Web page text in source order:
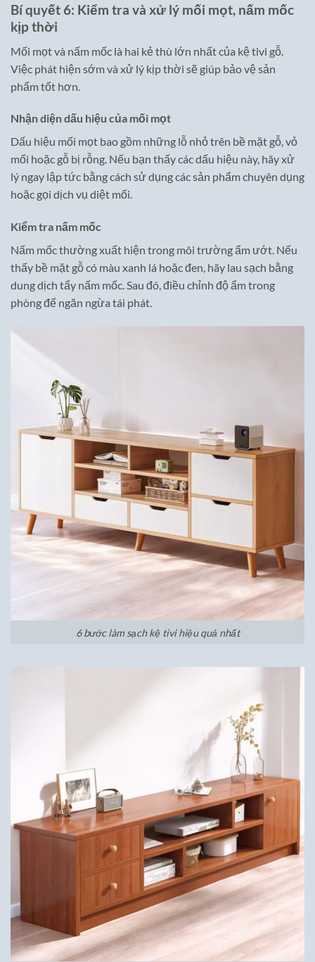
Bí quyết 6: Kiểm tra và xử lý mối mọt, nấm mốc
kịp thời
Mối mọt và nấm mốc là hai kẻ thù lớn nhất của kệ tivi gỗ.
Việc phát hiện sớm và xử lý kịp thời sẽ giúp bảo vệ sản
phẩm tốt hơn.
Nhận diện dấu hiệu của mối mọt
Dấu hiệu mối mọt bao gồm những lỗ nhỏ trên bề mặt gỗ, vỏ
mối hoặc gỗ bị rỗng. Nếu bạn thấy các dấu hiệu này, hãy xử
lý ngay lập tức bằng cách sử dụng các sản phẩm chuyên dụng
hoặc gọi dịch vụ diệt mối.
Kiểm tra nấm mốc
Nấm mốc thường xuất hiện trong môi trường ẩm ướt. Nếu
thấy bề mặt gỗ có màu xanh lá hoặc đen, hãy lau sạch bằng
dung dịch tẩy nấm mốc. Sau đó, điều chỉnh độ ẩm trong
phòng để ngăn ngừa tái phát.
6 bước làm sạch kệ tivi hiệu quả nhất